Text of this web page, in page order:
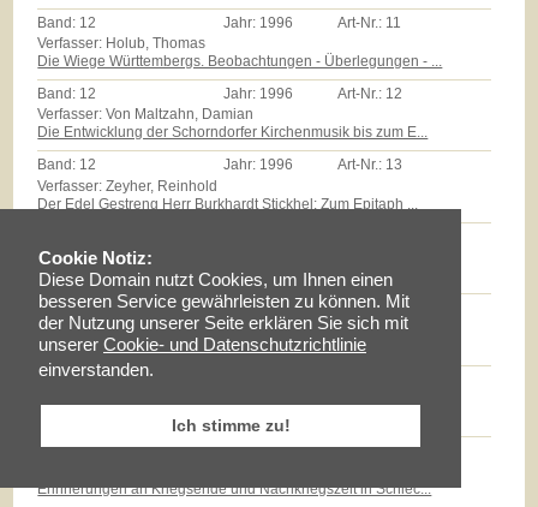
Cookie Notiz:
Diese Domain nutzt Cookies, um Ihnen einen
besseren Service gewährleisten zu können. Mit
der Nutzung unserer Seite erklären Sie sich mit
unserer Cookie- und Datenschutzrichtlinie
einverstanden.
Ich stimme zu!
Band: 12 Jahr: 1996 Art-Nr.: 11
Verfasser: Holub, Thomas
Die Wiege Württembergs. Beobachtungen - Überlegungen - ...
Band: 12 Jahr: 1996 Art-Nr.: 12
Verfasser: Von Maltzahn, Damian
Die Entwicklung der Schorndorfer Kirchenmusik bis zum E...
Band: 12 Jahr: 1996 Art-Nr.: 13
Verfasser: Zeyher, Reinhold
Der Edel Gestreng Herr Burkhardt Stickhel: Zum Epitaph ...
Verfasser: Zollmann, Günther
Massenarmut und landwirtschaftliche Reformen auf dem Sc...
Band:12 Jahr:1996 Art-Nr.: 15
Verfasser: Milz, Thomas
Götz E.Hübner - ein experimenteller Geschichtspraktiker...
Band:12
Band:12 Jahr:1996 Art-Nr.:17
Erinnerungen an Kriegsende und Nachkriegszeit in Schlec...